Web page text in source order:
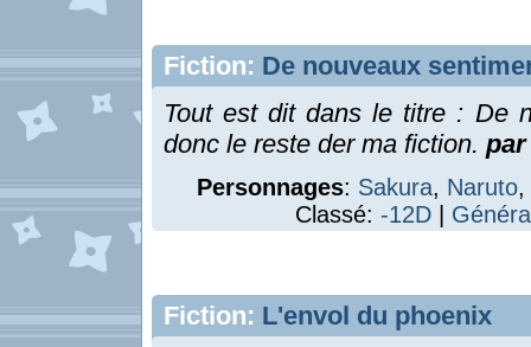
Fiction: De nouveaux
Tout est dit dans le titre : De
donc le reste der ma fiction.
Personnages: Sakura, Naruto,
Classé: -12D
Fiction: L'envol du phoenix